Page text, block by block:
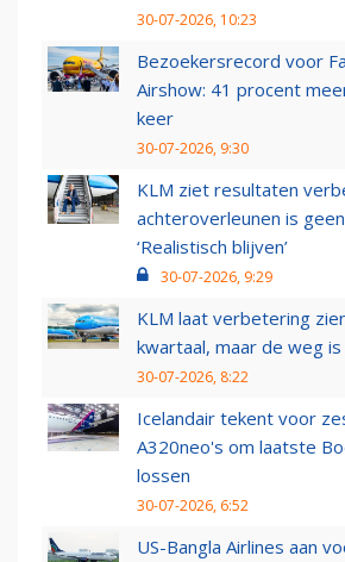
30-07-2026, 10:23
Bezoekersrecord voor
Airshow: 41 procent
keer
30-07-2026, 9:30
KLM ziet resultaten
achteroverleunen is
‘Realistisch blijven’
30-07-2026, 9:29
KLM laat verbetering
kwartaal, maar de weg
30-07-2026, 8:22
Icelandair tekent voor
A320neo's om laatste
lossen
30-07-2026, 6:52
US-Bangla Airlines aan